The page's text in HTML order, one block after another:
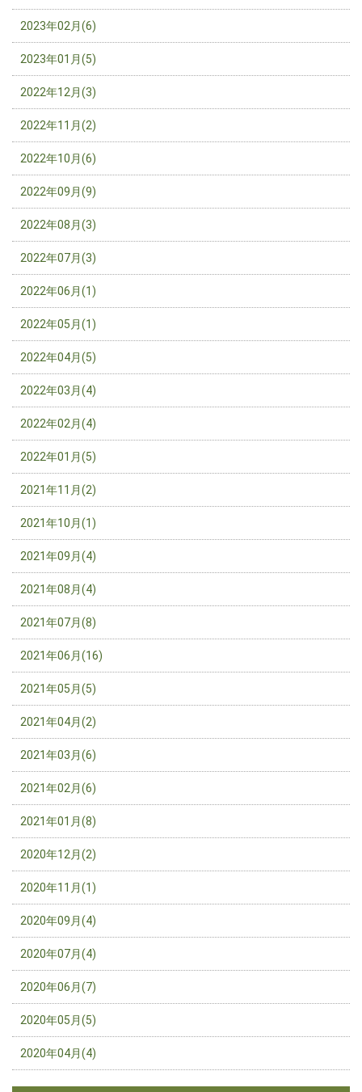
2023年02月(6)
2023年01月(5)
2022年12月(3)
2022年11月(2)
2022年10月(6)
2022年09月(9)
2022年08月(3)
2022年07月(3)
2022年06月(1)
2022年05月(1)
2022年04月(5)
2022年03月(4)
2022年02月(4)
2022年01月(5)
2021年11月(2)
2021年10月(1)
2021年09月(4)
2021年08月(4)
2021年07月(8)
2021年06月(16)
2021年05月(5)
2021年04月(2)
2021年03月(6)
2021年02月(6)
2021年01月(8)
2020年12月(2)
2020年11月(1)
2020年09月(4)
2020年07月(4)
2020年06月(7)
2020年05月(5)
2020年04月(4)